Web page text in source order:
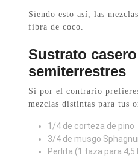
Siendo esto así, las
fibra de coco.
Sustrato
semiterrestres
Si por el contrario
mezclas distintas para tus
1/4 de corteza de pino
3/4 de musgo
Perlita (1 taza para 4,5